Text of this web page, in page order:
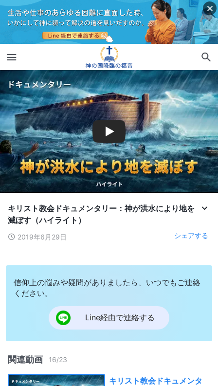
キリスト教会ドキュメンタリー：神が洪水により地を
滅ぼす（ハイライト）
2019年6月29日 シェアする
信仰上の悩みや疑問がありましたら、いつでもご連絡
ください。
Line経由で連絡する
関連動画 16/23
キリスト教会ドキュメンタ